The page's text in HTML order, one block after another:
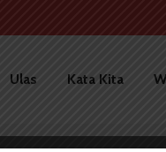
Ulas Kata Kita